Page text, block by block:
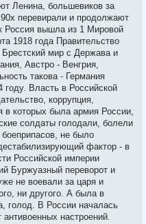
Ленина, большевиков за
перевирали и продолжают
Россия вышла из 1 Мировой
1918 года Правительство
мир с Держава и
Австро - Венгрия,
такова - Германия
Власть в Российской
коррупция,
в которых была армия России,
солдаты голодали, болели
не было
фактор - в
Российской империи
Буржуазный переворот и
не воевали за царя и
ни другого. А была в
голод. В России началась
настроений.